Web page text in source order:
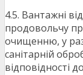
4.5. Вантажні
продовольчу
очищенню, у
санітарній
відповідності до